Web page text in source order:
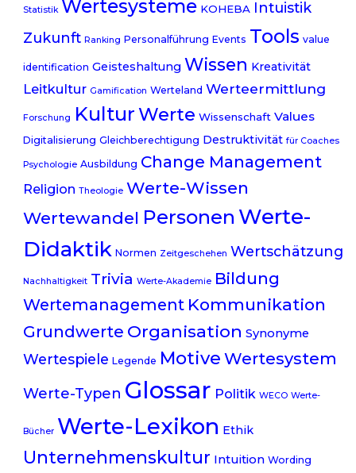
Statistik Wertesysteme KOHEBA Intuistik
Zukunft Ranking Personalführung Events Tools value
identification Geisteshaltung Wissen Kreativität
Leitkultur Gamification Werteland Werteermittlung
Forschung KulturWerte Wissenschaft Values
Digitalisierung Gleichberechtigung Destruktivität für Coaches
Psychologie Ausbildung Change Management
Religion Theologie Werte-Wissen
Wertewandel Personen Werte-
Didaktik Normen Zeitgeschehen Wertschätzung
Nachhaltigkeit Trivia Werte-Akademie Bildung
Wertemanagement Kommunikation
Grundwerte Organisation Synonyme
Wertespiele Legende Motive Wertesystem
Werte-Typen Glossar Politik WECO Werte-
Bücher Werte-Lexikon Ethik
Unternehmenskultur Intuition Wording